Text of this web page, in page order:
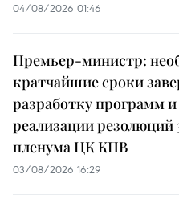
04/08/2026 01:46
Премьер-министр:
кратчайшие сроки
разработку программ
реализации резолюций
пленума ЦК КПВ
03/08/2026 16:29